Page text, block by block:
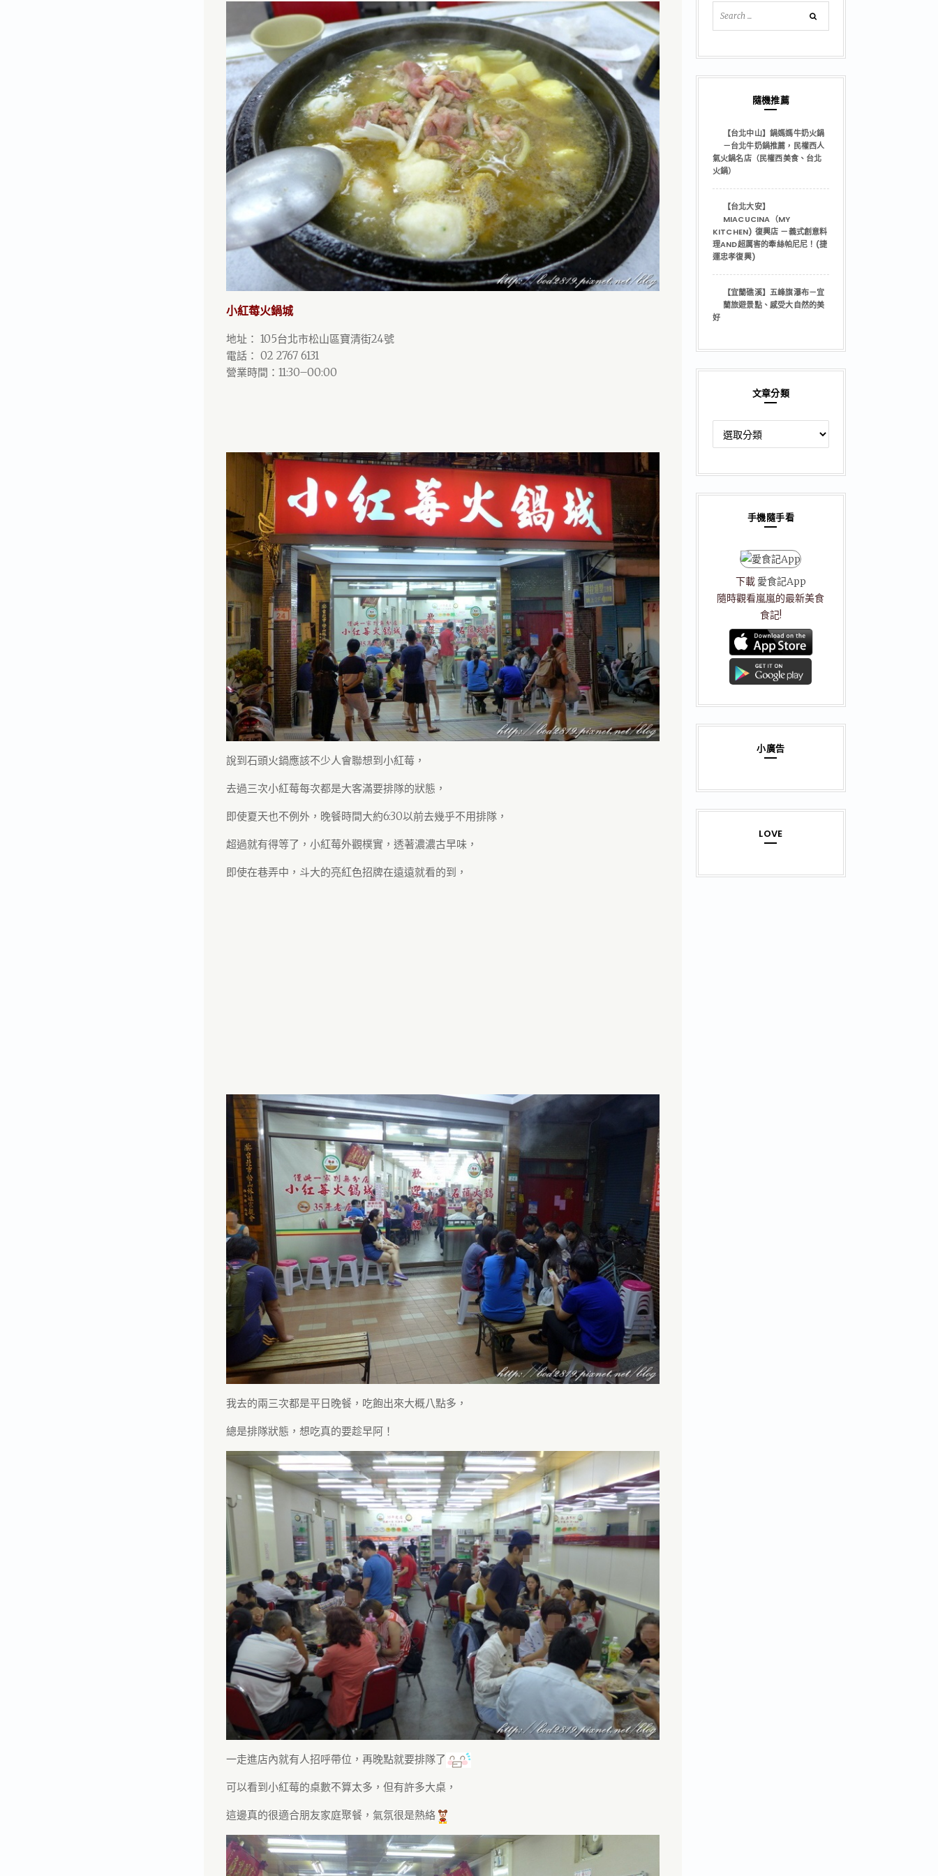
小紅莓火鍋城
地址： 105台北市松山區寶清街24號
電話： 02 2767 6131
營業時間：11:30–00:00
說到石頭火鍋應該不少人會聯想到小紅莓，
去過三次小紅莓每次都是大客滿要排隊的狀態，
即使夏天也不例外，晚餐時間大約6:30以前去幾乎不用排隊，
超過就有得等了，小紅莓外觀樸實，透著濃濃古早味，
即使在巷弄中，斗大的亮紅色招牌在遠遠就看的到，
我去的兩三次都是平日晚餐，吃飽出來大概八點多，
總是排隊狀態，想吃真的要趁早阿！
一走進店內就有人招呼帶位，再晚點就要排隊了
可以看到小紅莓的桌數不算太多，但有許多大桌，
這邊真的很適合朋友家庭聚餐，氣氛很是熱絡
隨機推薦
【台北中山】鍋媽媽牛奶火鍋
－台北牛奶鍋推薦，民權西人
氣火鍋名店（民權西美食、台北
火鍋）
【台北大安】
MIACUCINA（MY
KITCHEN) 復興店 －義式創意料
理AND超厲害的牽絲帕尼尼！(捷
運忠孝復興)
【宜蘭礁溪】五峰旗瀑布－宜
蘭旅遊景點、感受大自然的美
好
文章分類
章
類
手機隨手看
下載 愛食記App
隨時觀看嵐嵐的最新美食
食記!
小廣告
LOVE